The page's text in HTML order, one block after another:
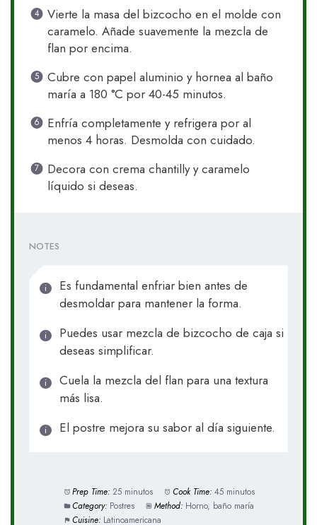
Vierte la masa del bizcocho en el molde con
caramelo. Añade suavemente la mezcla de
flan por encima.
Cubre con papel aluminio y hornea al baño
maría a 180 °C por 40-45 minutos.
Enfría completamente y refrigera por al
menos 4 horas. Desmolda con cuidado.
Decora con crema chantilly y caramelo
líquido si deseas.
NOTES
Es fundamental enfriar bien antes de
desmoldar para mantener la forma.
Puedes usar mezcla de bizcocho de caja si
deseas simplificar.
Cuela la mezcla del flan para una textura
más lisa.
El postre mejora su sabor al día siguiente.
Prep Time: 25 minutos Cook Time: 45 minutos
Category: Postres Method: Horno, baño maría
Cuisine: Latinoamericana